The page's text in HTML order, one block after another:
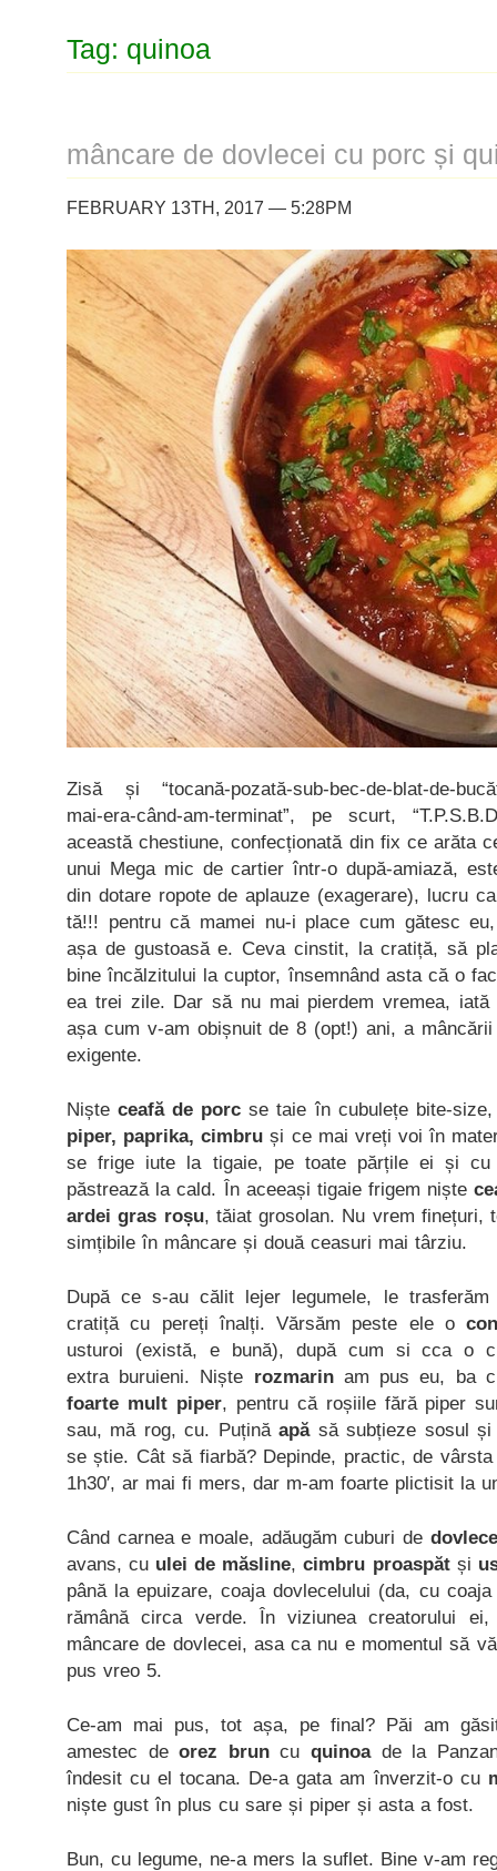
Tag: quinoa
mâncare de dovlecei cu porc și
FEBRUARY 13TH, 2017 — 5:28PM
Zisă și “tocană-pozată-sub-bec-de-blat-de-
mai-era-când-am-terminat”, pe scurt,
această chestiune, confecționată din fix ce arăta
unui Mega mic de cartier într-o după-amiază,
din dotare ropote de aplauze (exagerare), lucru
tă!!! pentru că mamei nu-i place cum gătesc
așa de gustoasă e. Ceva cinstit, la cratiță, să
bine încălzitului la cuptor, însemnând asta că o
ea trei zile. Dar să nu mai pierdem vremea, iată
așa cum v-am obișnuit de 8 (opt!) ani, a
exigente.
Nișteceafă de porc se taie în cubulețe bite-
piper, paprika, cimbru și ce mai vreți voi în
se frige iute la tigaie, pe toate părțile ei și
păstrează la cald. În aceeași tigaie frigem niște
ardei gras roșu, tăiat grosolan. Nu vrem finețuri,
simțibile în mâncare și două ceasuri mai târziu.
După ce s-au călit lejer legumele, le
cratiță cu pereți înalți. Vărsăm peste ele o
usturoi (există, e bună), după cum si cca o
extra buruieni. Niște rozmarinam pus eu, ba
foarte mult piper, pentru că roșiile fără piper
sau, mă rog, cu. Puținăapăsă subțieze sosul
se știe. Cât să fiarbă? Depinde, practic, de
1h30′, ar mai fi mers, dar m-am foarte plictisit la
Când carnea e moale, adăugăm cuburi de
avans, cu ulei de măsline,cimbru proaspătși
până la epuizare, coaja dovlecelului (da, cu
rămână circa verde. În viziunea creatorului
mâncare de dovlecei, asa ca nu e momentul să
pus vreo 5.
Ce-am mai pus, tot așa, pe final? Păi am
amestec deorez bruncuquinoade la
îndesit cu el tocana. De-a gata am înverzit-o cu
niște gust în plus cu sare și piper și asta a fost.
Bun, cu legume, ne-a mers la suflet. Bine v-am